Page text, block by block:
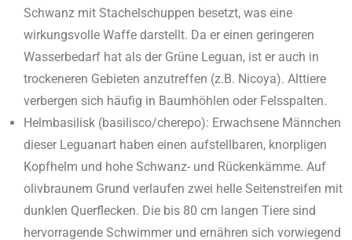
Schwanz mit Stachelschuppen besetzt, was eine
wirkungsvolle Waffe darstellt. Da er einen geringeren
Wasserbedarf hat als der Grüne Leguan, ist er auch in
trockeneren Gebieten anzutreffen (z.B. Nicoya). Alttiere
verbergen sich häufig in Baumhöhlen oder Felsspalten.
Helmbasilisk (basilisco/cherepo): Erwachsene Männchen
dieser Leguanart haben einen aufstellbaren, knorpligen
Kopfhelm und hohe Schwanz- und Rücken­kämme. Auf
olivbraunem Grund verlaufen zwei helle Seitenstreifen mit
dunklen Querflecken. Die bis 80 cm langen Tiere sind
hervorragende Schwim­mer und ernähren sich vorwiegend